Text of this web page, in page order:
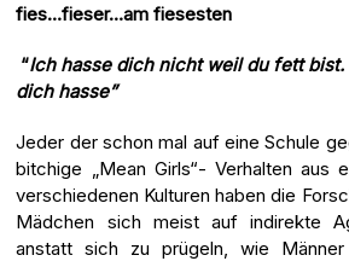
fies…fieser…am fiesesten
“Ich hasse dich nicht weil du fett
dich hasse”
Jeder der schon mal auf eine Schule
bitchige „Mean Girls“- Verhalten aus
verschiedenen Kulturen haben die
Mädchen sich meist auf indirekte
anstatt sich zu prügeln, wie